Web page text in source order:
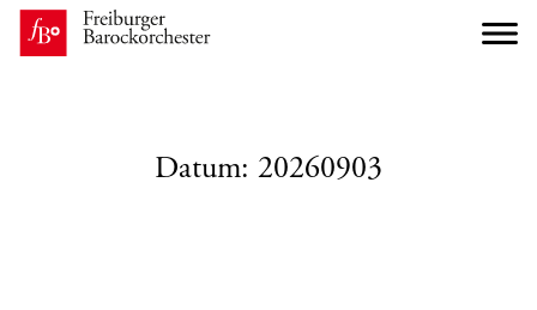
Datum: 20260903